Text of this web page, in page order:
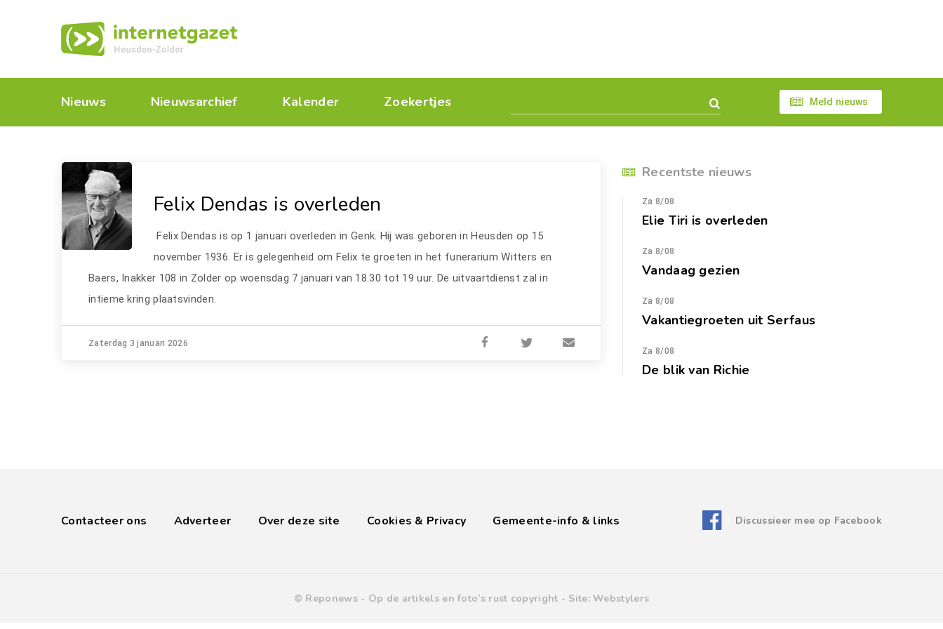
Nieuws Nieuwsarchief Kalender Zoekertjes Meld nieuws
Felix Dendas is overleden
Felix Dendas is op 1 januari overleden in Genk. Hij was geboren in Heusden op 15
november 1936. Er is gelegenheid om Felix te groeten in het funerarium Witters en
Baers, Inakker 108 in Zolder op woensdag 7 januari van 18.30 tot 19 uur. De uitvaartdienst zal in
intieme kring plaatsvinden.
Zaterdag 3 januari 2026
Recentste nieuws
Za 8/08
Elie Tiri is overleden
Za 8/08
Vandaag gezien
Za 8/08
Vakantiegroeten uit Serfaus
Za 8/08
De blik van Richie
Contacteer ons Adverteer Over deze site Cookies & Privacy Gemeente-info & links Discussieer mee op Facebook
© Reponews - Op de artikels en foto’s rust copyright - Site: Webstylers